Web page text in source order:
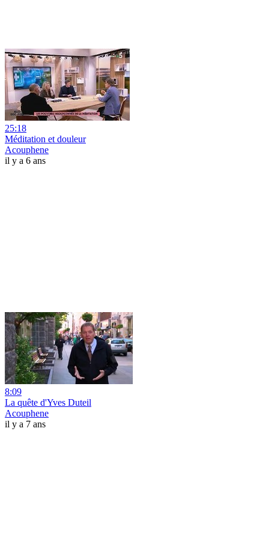
25:18
Méditation et douleur
Acouphene
il y a 6 ans
8:09
La quête d'Yves Duteil
Acouphene
il y a 7 ans